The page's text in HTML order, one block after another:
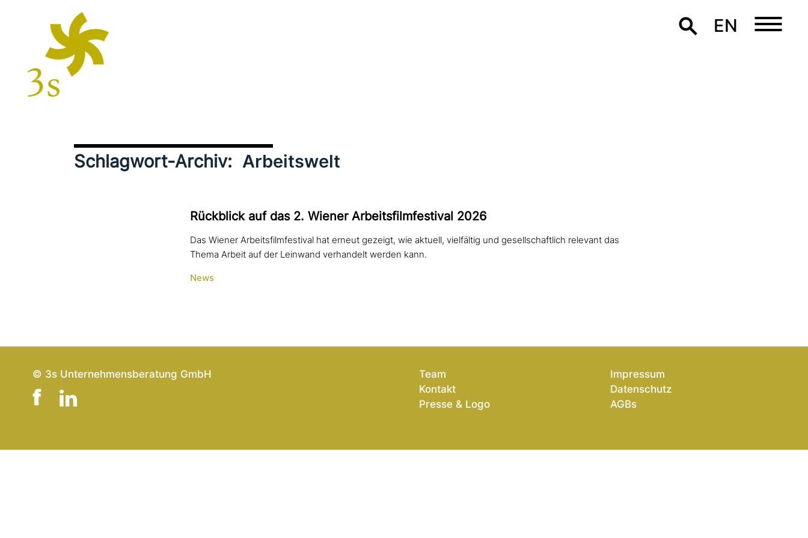
EN
Schlagwort-Archiv: Arbeitswelt
Rückblick auf das 2. Wiener Arbeitsfilmfestival 2026
Das Wiener Arbeitsfilmfestival hat erneut gezeigt, wie aktuell, vielfältig und gesellschaftlich relevant das
Thema Arbeit auf der Leinwand verhandelt werden kann.
News
© 3s Unternehmensberatung GmbH
Team
Kontakt
Presse & Logo
Impressum
Datenschutz
AGBs